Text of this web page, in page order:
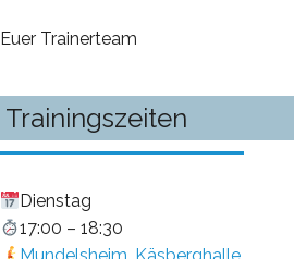
Euer Trainerteam
Trainingszeiten
Dienstag
17:00 – 18:30